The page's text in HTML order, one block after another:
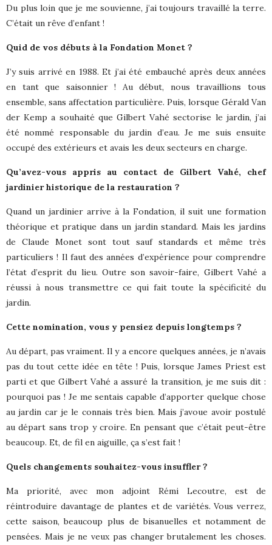
Du plus loin que je me souvienne, j’ai toujours travaillé la terre.
C’était un rêve d’enfant !
Quid de vos débuts à la Fondation Monet ?
J’y suis arrivé en 1988. Et j’ai été embauché après deux années
en tant que saisonnier ! Au début, nous travaillions tous
ensemble, sans affectation particulière. Puis, lorsque Gérald Van
der Kemp a souhaité que Gilbert Vahé sectorise le jardin, j’ai
été nommé responsable du jardin d’eau. Je me suis ensuite
occupé des extérieurs et avais les deux secteurs en charge.
Qu’avez-vous appris au contact de Gilbert Vahé, chef
jardinier historique de la restauration ?
Quand un jardinier arrive à la Fondation, il suit une formation
théorique et pratique dans un jardin standard. Mais les jardins
de Claude Monet sont tout sauf standards et même très
particuliers ! Il faut des années d’expérience pour comprendre
l’état d’esprit du lieu. Outre son savoir-faire, Gilbert Vahé a
réussi à nous transmettre ce qui fait toute la spécificité du
jardin.
Cette nomination, vous y pensiez depuis longtemps ?
Au départ, pas vraiment. Il y a encore quelques années, je n’avais
pas du tout cette idée en tête ! Puis, lorsque James Priest est
parti et que Gilbert Vahé a assuré la transition, je me suis dit :
pourquoi pas ! Je me sentais capable d’apporter quelque chose
au jardin car je le connais très bien. Mais j’avoue avoir postulé
au départ sans trop y croire. En pensant que c’était peut-être
beaucoup. Et, de fil en aiguille, ça s’est fait !
Quels changements souhaitez-vous insuffler ?
Ma priorité, avec mon adjoint Rémi Lecoutre, est de
réintroduire davantage de plantes et de variétés. Vous verrez,
cette saison, beaucoup plus de bisanuelles et notamment de
pensées. Mais je ne veux pas changer brutalement les choses.